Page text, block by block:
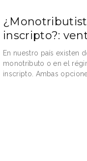
inscripto?:
En nuestro país existen
monotributo o en el
inscripto. Ambas